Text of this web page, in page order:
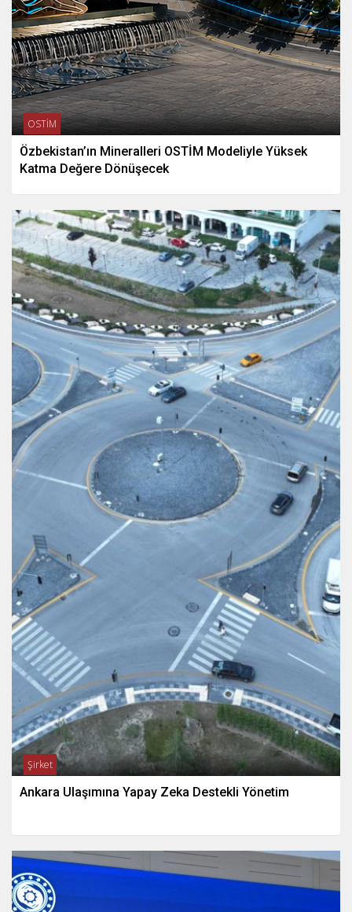
OSTİM
Özbekistan’ın Mineralleri OSTİM Modeliyle Yüksek
Katma Değere Dönüşecek
Şirket
Ankara Ulaşımına Yapay Zeka Destekli Yönetim